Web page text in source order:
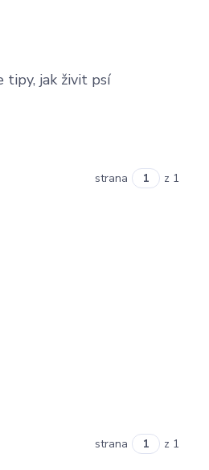
tipy, jak živit psí
strana z 1
strana z 1